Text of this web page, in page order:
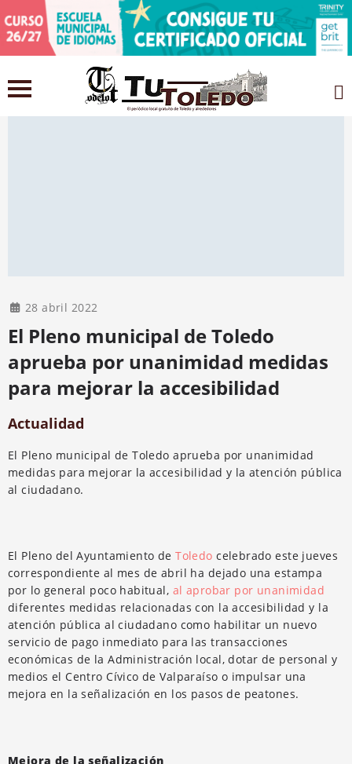
28 abril 2022
El Pleno municipal de Toledo
aprueba por unanimidad medidas
para mejorar la accesibilidad
Actualidad
El Pleno municipal de Toledo aprueba por unanimidad
medidas para mejorar la accesibilidad y la atención pública
al ciudadano.
El Pleno del Ayuntamiento deToledo celebrado este jueves
correspondiente al mes de abril ha dejado una estampa
por lo general poco habitual, al aprobar por unanimidad
diferentes medidas relacionadas con la accesibilidad y la
atención pública al ciudadano como habilitar un nuevo
servicio de pago inmediato para las transacciones
económicas de la Administración local, dotar de personal y
medios el Centro Cívico de Valparaíso o impulsar una
mejora en la señalización en los pasos de peatones.
Mejora de la señalización